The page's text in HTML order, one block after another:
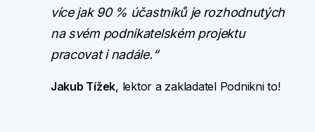
více jak 90 % účastníků je rozhodnutých
na svém podnikatelském projektu
pracovat i nadále.“
Jakub Tížek, lektor a zakladatel Podnikni to!